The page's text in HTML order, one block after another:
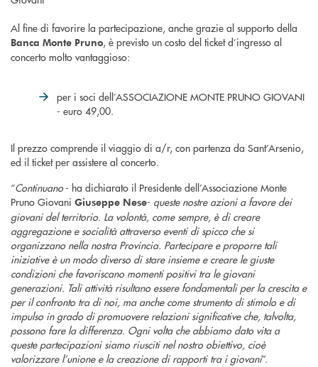
Al fine di favorire la partecipazione, anche grazie al supporto della
Banca Monte Pruno, è previsto un costo del ticket d’ingresso al
concerto molto vantaggioso:
per i soci dell’ASSOCIAZIONE MONTE PRUNO GIOVANI
- euro 49,00.
Il prezzo comprende il viaggio di a/r, con partenza da Sant’Arsenio,
ed il ticket per assistere al concerto.
“Continuano- ha dichiarato il Presidente dell’Associazione Monte
Pruno Giovani Giuseppe Nese- queste nostre azioni a favore dei
giovani del territorio. La volontà, come sempre, è di creare
aggregazione e socialità attraverso eventi di spicco che si
organizzano nella nostra Provincia. Partecipare e proporre tali
iniziative è un modo diverso di stare insieme e creare le giuste
condizioni che favoriscano momenti positivi tra le giovani
generazioni. Tali attività risultano essere fondamentali per la crescita e
per il confronto tra di noi, ma anche come strumento di stimolo e di
impulso in grado di promuovere relazioni significative che, talvolta,
possono fare la differenza. Ogni volta che abbiamo dato vita a
queste partecipazioni siamo riusciti nel nostro obiettivo, cioè
valorizzare l’unione e la creazione di rapporti tra i giovani”.